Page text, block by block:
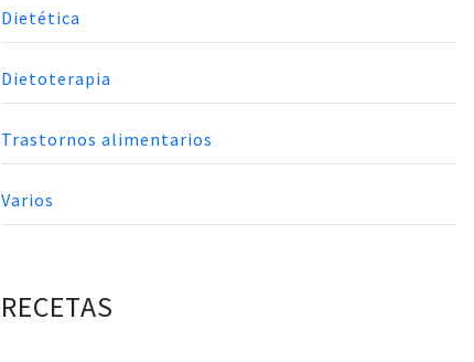
Dietética
Dietoterapia
Trastornos alimentarios
Varios
RECETAS